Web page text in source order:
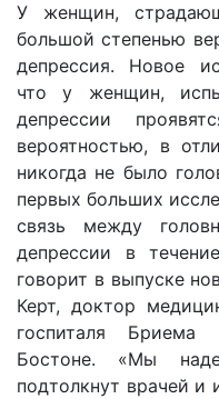
У женщин,
большой степенью
депрессия. Новое
что у женщин,
депрессии
вероятностью, в
никогда не было
первых больших
связь между
депрессии в
говорит в выпуске
Керт, доктор
госпиталя
Бостоне. «Мы
подтолкнут врачей и